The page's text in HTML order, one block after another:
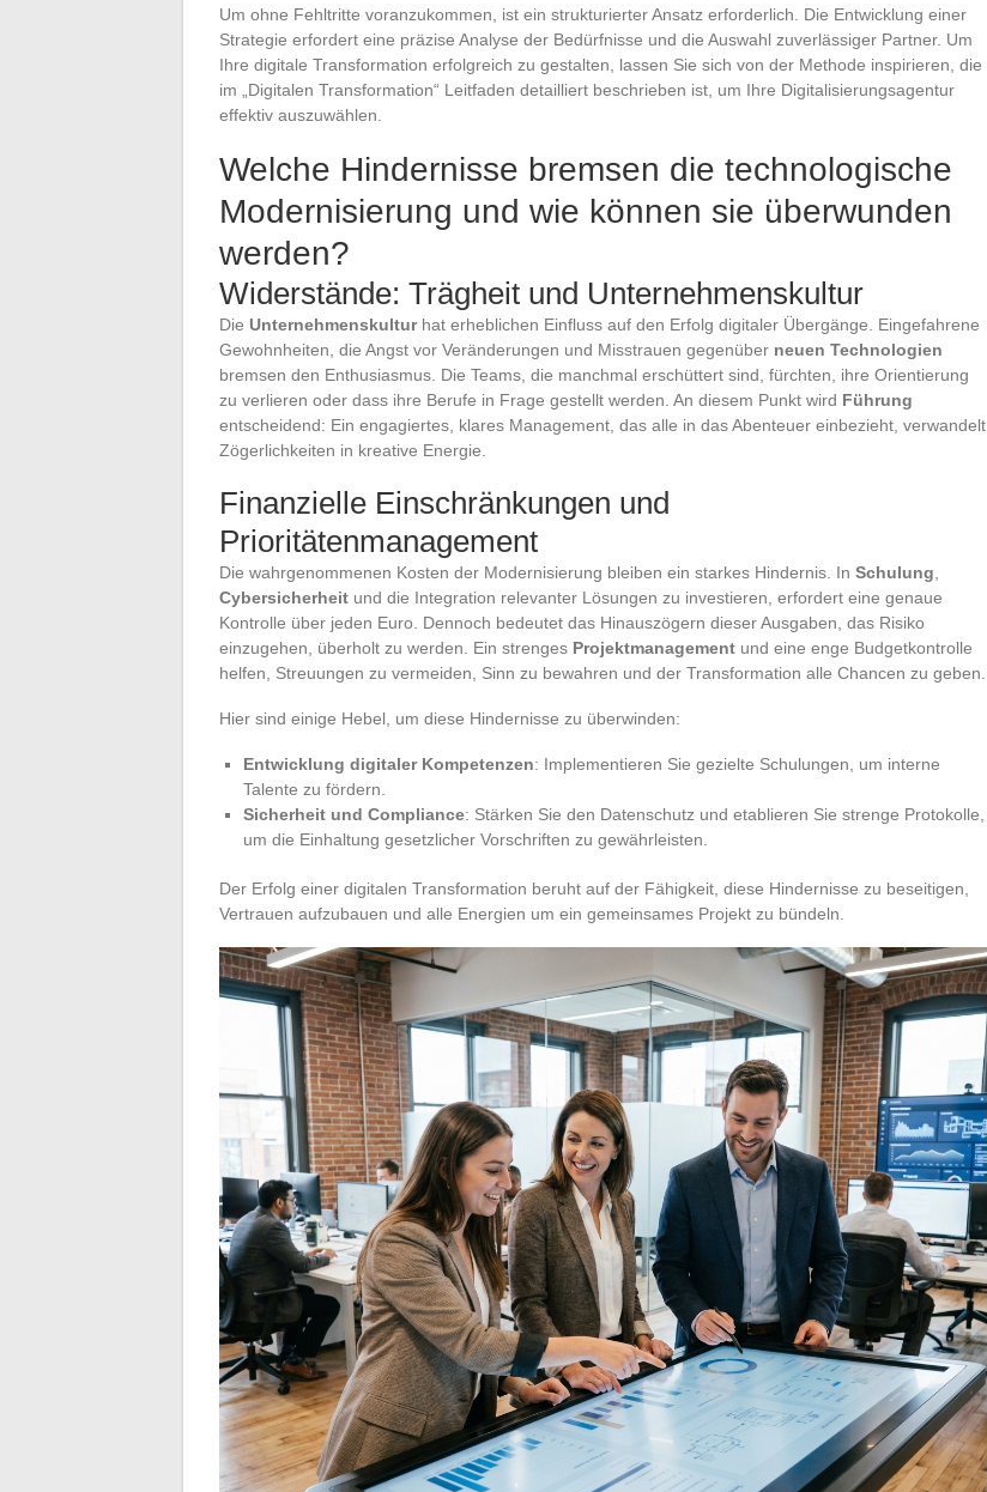
Um ohne Fehltritte voranzukommen, ist ein strukturierter Ansatz erforderlich. Die Entwicklung einer
Strategie erfordert eine präzise Analyse der Bedürfnisse und die Auswahl zuverlässiger Partner. Um
Ihre digitale Transformation erfolgreich zu gestalten, lassen Sie sich von der Methode inspirieren, die
im „Digitalen Transformation“ Leitfaden detailliert beschrieben ist, um Ihre Digitalisierungsagentur
effektiv auszuwählen.
Welche Hindernisse bremsen die technologische
Modernisierung und wie können sie überwunden
werden?
Widerstände: Trägheit und Unternehmenskultur
Die Unternehmenskulturhat erheblichen Einfluss auf den Erfolg digitaler Übergänge. Eingefahrene
Gewohnheiten, die Angst vor Veränderungen und Misstrauen gegenüber neuen Technologien
bremsen den Enthusiasmus. Die Teams, die manchmal erschüttert sind, fürchten, ihre Orientierung
zu verlieren oder dass ihre Berufe in Frage gestellt werden. An diesem Punkt wird Führung
entscheidend: Ein engagiertes, klares Management, das alle in das Abenteuer einbezieht, verwandelt
Zögerlichkeiten in kreative Energie.
Finanzielle Einschränkungen und
Prioritätenmanagement
Die wahrgenommenen Kosten der Modernisierung bleiben ein starkes Hindernis. In Schulung
Cybersicherheit und die Integration relevanter Lösungen zu investieren, erfordert eine genaue
Kontrolle über jeden Euro. Dennoch bedeutet das Hinauszögern dieser Ausgaben, das Risiko
einzugehen, überholt zu werden. Ein strenges Projektmanagement und eine enge Budgetkontrolle
helfen, Streuungen zu vermeiden, Sinn zu bewahren und der Transformation alle Chancen zu geben.
Hier sind einige Hebel, um diese Hindernisse zu überwinden:
Entwicklung digitaler Kompetenzen: Implementieren Sie gezielte Schulungen, um interne
Talente zu fördern.
Sicherheit und Compliance: Stärken Sie den Datenschutz und etablieren Sie strenge Protokolle,
um die Einhaltung gesetzlicher Vorschriften zu gewährleisten.
Der Erfolg einer digitalen Transformation beruht auf der Fähigkeit, diese Hindernisse zu beseitigen,
Vertrauen aufzubauen und alle Energien um ein gemeinsames Projekt zu bündeln.